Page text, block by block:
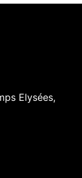
Elysées,